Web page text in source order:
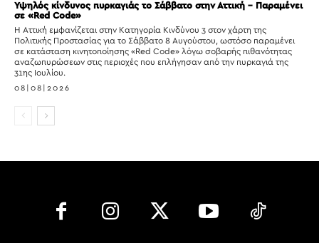
Υψηλός κίνδυνος πυρκαγιάς το Σάββατο στην Αττική – Παραμένει
σε «Red Code»
Η Αττική εμφανίζεται στην Κατηγορία Κινδύνου 3 στον χάρτη της
Πολιτικής Προστασίας για το Σάββατο 8 Αυγούστου, ωστόσο παραμένει
σε κατάσταση κινητοποίησης «Red Code» λόγω σοβαρής πιθανότητας
αναζωπυρώσεων στις περιοχές που επλήγησαν από την πυρκαγιά της
31ης Ιουλίου.
08|08|2026